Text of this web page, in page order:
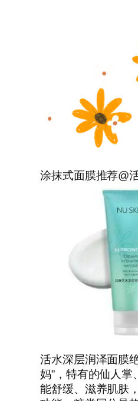
涂抹式面膜推荐@
活水深层润泽面膜
妈”，特有的仙人
能舒缓、滋养肌肤